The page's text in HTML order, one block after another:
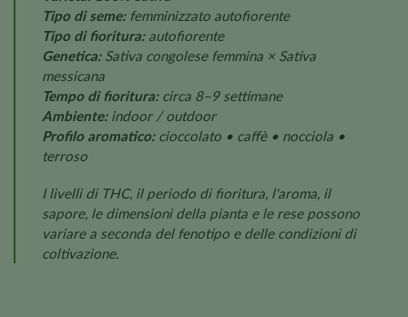
Tipo di seme:femminizzato autofiorente
Tipo di fioritura:autofiorente
Genetica:Sativa congolese femmina × Sativa
messicana
Tempo di fioritura:circa 8–9 settimane
Ambiente:indoor / outdoor
Profilo aromatico:cioccolato • caffè • nocciola •
terroso
I livelli di THC, il periodo di fioritura, l'aroma, il
sapore, le dimensioni della pianta e le rese possono
variare a seconda del fenotipo e delle condizioni di
coltivazione.